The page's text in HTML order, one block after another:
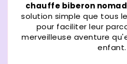
chauffe biberon nomad
solution simple que tous
pour faciliter leur
merveilleuse aventure
enfant.